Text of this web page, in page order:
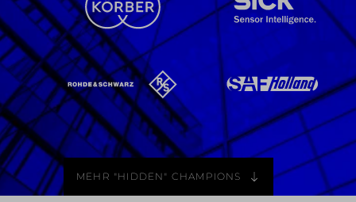
MEHR "HIDDEN" CHAMPIONS